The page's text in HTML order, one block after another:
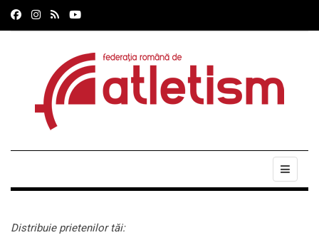
Distribuie prietenilor tăi: